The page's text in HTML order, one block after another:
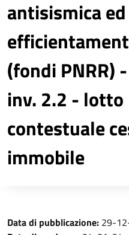
antisismica ed
(fondi PNRR)
inv. 2.2 - lotto
contestuale
immobile
Data di pubblicazione: 29-